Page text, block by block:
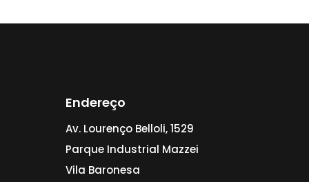
Endereço
Av. Lourenço Belloli, 1529
Parque Industrial Mazzei
Vila Baronesa